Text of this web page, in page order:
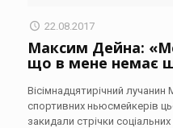
22.08.2017
Максим Дейна:
що в мене немає
Вісімнадцятирічний
спортивних ньюсмейкерів
закидали стрічки